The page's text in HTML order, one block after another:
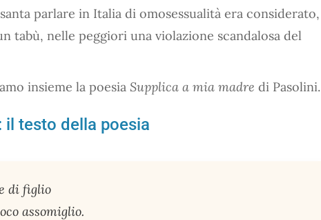
parlare in Italia di omosessualità era considerato,
tabù, nelle peggiori una violazione scandalosa del
insieme la poesia Supplica a mia madre di Pasolini.
il testo della poesia
di figlio
assomiglio.